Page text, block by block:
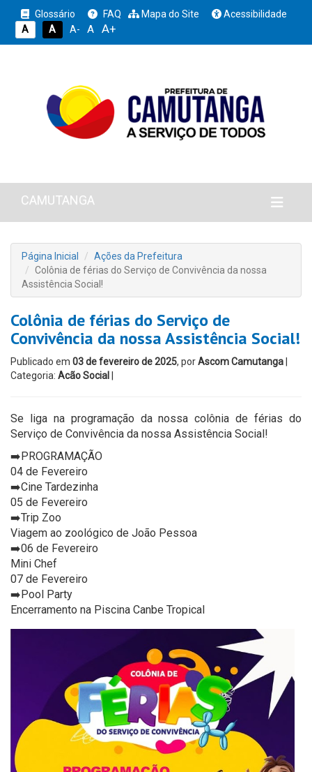
Glossário FAQ Mapa do Site
Acessibilidade
A
A A- A A+
CAMUTANGA
Página Inicial
Ações da Prefeitura
Colônia de férias do Serviço de Convivência da nossa
Assistência Social!
Colônia de férias do Serviço de
Convivência da nossa Assistência Social!
Publicado em 03 de fevereiro de 2025, porAscom Camutanga
Categoria: Acão Social
Se liga na programação da nossa colônia de férias do
Serviço de Convivência da nossa Assistência Social!
➡️PROGRAMAÇÃO
04 de Fevereiro
➡️Cine Tardezinha
05 de Fevereiro
➡️Trip Zoo
Viagem ao zoológico de João Pessoa
➡️06 de Fevereiro
Mini Chef
07 de Fevereiro
➡️Pool Party
Encerramento na Piscina Canbe Tropical